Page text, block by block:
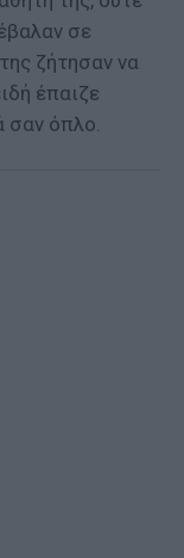
σε
ζήτησαν να
έπαιζε
σαν όπλο.